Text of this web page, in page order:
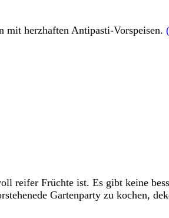
mit herzhaften Antipasti-Vorspeisen.
reifer Früchte ist. Es gibt keine
Gartenparty zu kochen,